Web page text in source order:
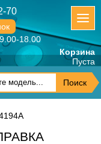
70
18.00
Корзина
Пуста